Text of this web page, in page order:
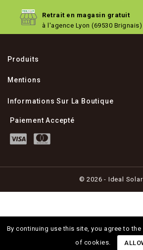
Retrait en magasin gratuit
à l'agence Lyon (69530 Brignais)
Produits
Mentions
Informations Sur La Boutique
Paiement Accepté
© 2026 - Ideal Solar
By continuing use this site, you agree to the
of cookies.